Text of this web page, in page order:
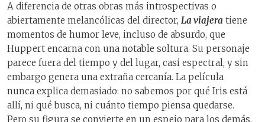
A diferencia de otras obras más introspectivas o
abiertamente melancólicas del director, La viajera tiene
momentos de humor leve, incluso de absurdo, que
Huppert encarna con una notable soltura. Su personaje
parece fuera del tiempo y del lugar, casi espectral, y sin
embargo genera una extraña cercanía. La película
nunca explica demasiado: no sabemos por qué Iris está
allí, ni qué busca, ni cuánto tiempo piensa quedarse.
Pero su figura se convierte en un espejo para los demás,